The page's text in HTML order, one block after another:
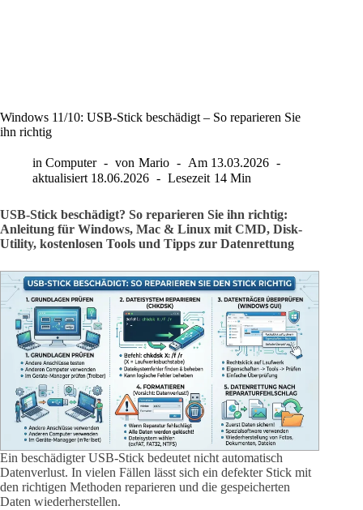
Windows 11/10: USB-Stick beschädigt – So reparieren Sie
ihn richtig
in Computer von Mario Am 13.03.2026
aktualisiert 18.06.2026 Lesezeit 14 Min
USB-Stick beschädigt? So reparieren Sie ihn richtig:
Anleitung für Windows, Mac & Linux mit CMD, Disk-
Utility, kostenlosen Tools und Tipps zur Datenrettung
Ein beschädigter USB-Stick bedeutet nicht automatisch
Datenverlust. In vielen Fällen lässt sich ein defekter Stick mit
den richtigen Methoden reparieren und die gespeicherten
Daten wiederherstellen.